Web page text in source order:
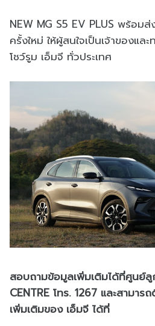
NEW MG S5 EV PLUS พร้อม
ครั้งใหม่ ให้ผู้สนใจเป็นเจ้าของแ
โชว์รูม เอ็มจี ทั่วประเทศ
สอบถามข้อมูลเพิ่มเติมได้ที่ศูนย์
CENTRE โทร. 1267 และสามา
เพิ่มเติมของ เอ็มจี ได้ที่